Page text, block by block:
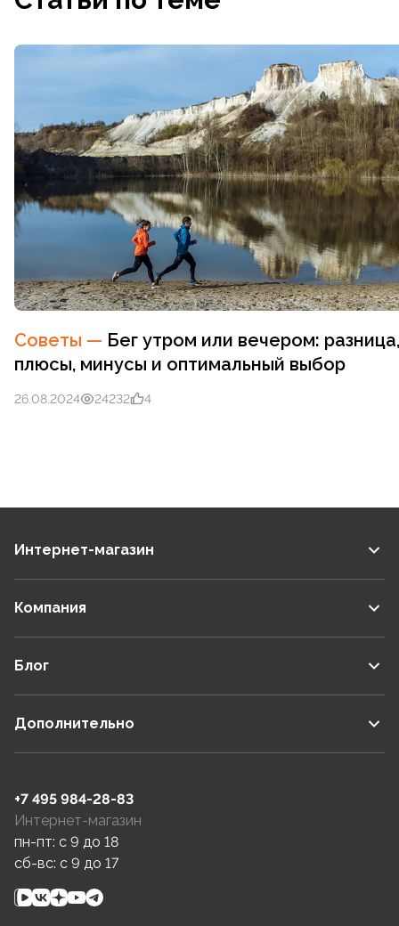
Советы — Бег утром или вечером: разница,
плюсы, минусы и оптимальный выбор
26.08.2024 24232 4
Интернет-магазин
Компания
Блог
Дополнительно
+7 495 984-28-83
Интернет-магазин
пн-пт: c 9 до 18
сб-вс: c 9 до 17